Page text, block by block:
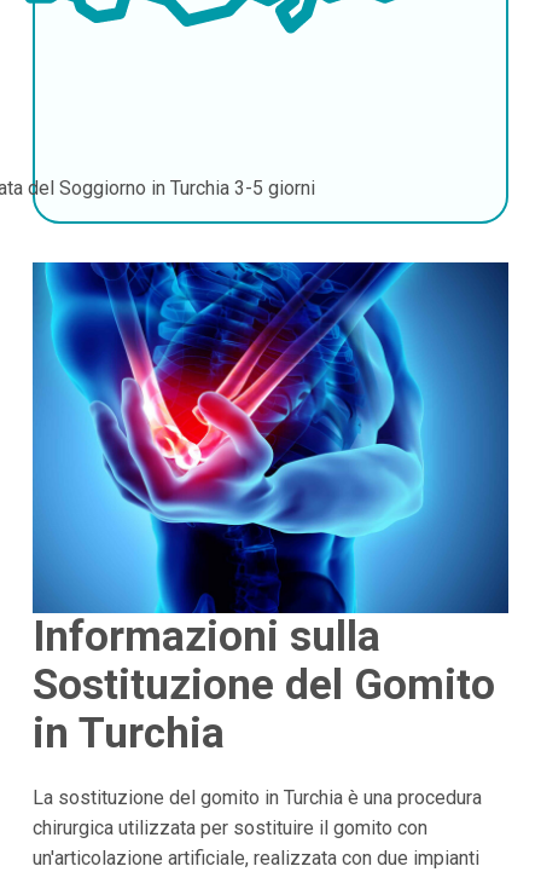
del Soggiorno in Turchia 3-5 giorni
Informazioni sulla
Sostituzione del Gomito
in Turchia
La sostituzione del gomito in Turchia è una procedura
chirurgica utilizzata per sostituire il gomito con
un'articolazione artificiale, realizzata con due impianti